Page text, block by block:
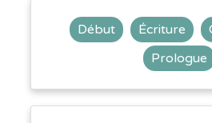
Début Écriture
Prologue